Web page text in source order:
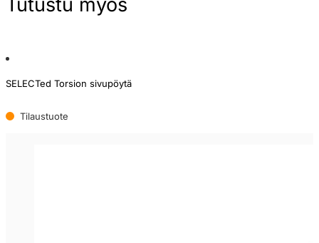
SELECTed Torsion sivupöytä
Tilaustuote